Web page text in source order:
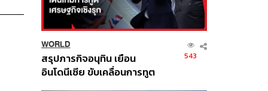
WORLD
สรุปภารกิจอนุทิน เยือน
อินโดนีเซีย ขับเคลื่อนการทูต
543